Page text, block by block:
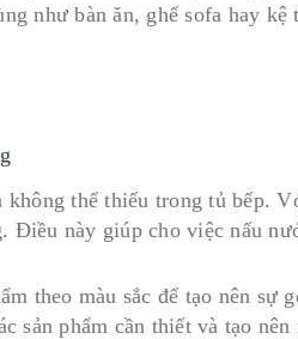
như bàn ăn, ghế sofa hay kệ
thể thiếu trong tủ bếp.
Điều này giúp cho việc nấu
theo màu sắc để tạo nên sự
sản phẩm cần thiết và tạo